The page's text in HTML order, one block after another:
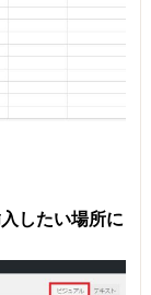
したい場所に